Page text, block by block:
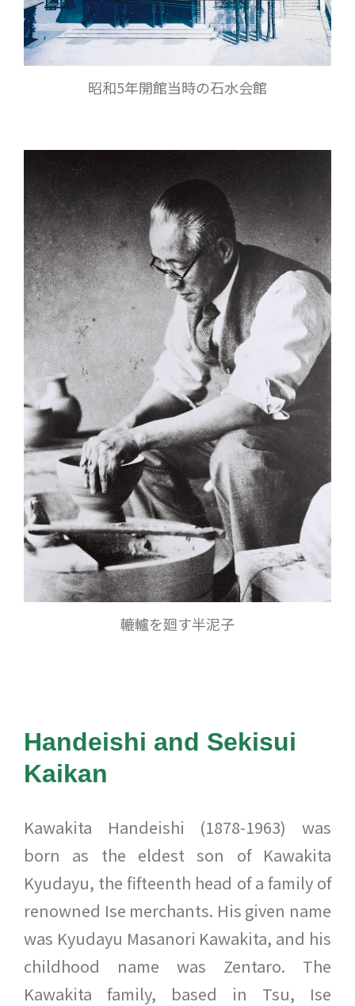
昭和5年開館当時の石水会館
轆轤を廻す半泥子
Handeishi and Sekisui
Kaikan
Kawakita Handeishi (1878-1963) was
born as the eldest son of Kawakita
Kyudayu, the fifteenth head of a family of
renowned Ise merchants. His given name
was Kyudayu Masanori Kawakita, and his
childhood name was Zentaro. The
Kawakita family, based in Tsu, Ise